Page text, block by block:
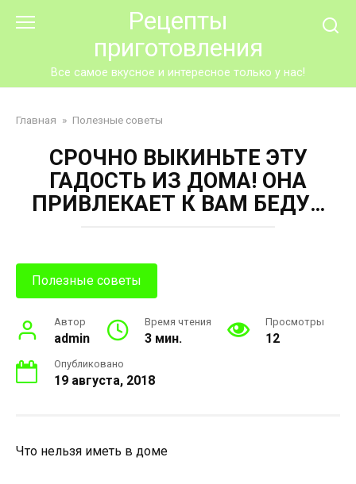
Рецепты
приготовления
Все самое вкусное и интересное только у нас!
Главная » Полезные советы
СPОЧНО ВЫКИНЬТЕ ЭТУ
ГАДОСТЬ ИЗ ДОМA! ОНА
ПРИВЛЕКАЕТ К ВАМ БЕДУ…
Полезные советы
Автор
admin
Время чтения
3 мин.
Просмотры
12
Опубликовано
19 августа, 2018
Что нельзя иметь в доме